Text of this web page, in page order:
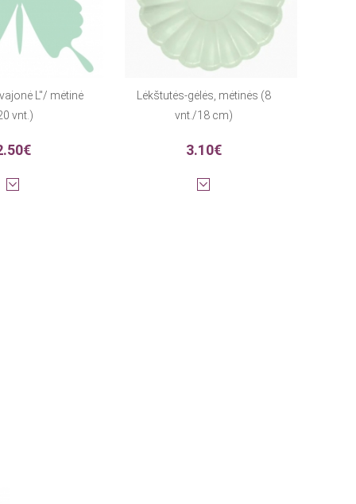
L"/ mėtinė
vnt.)
Lėkštutės-gėlės, mėtinės (8
vnt./18 cm)
3.10€